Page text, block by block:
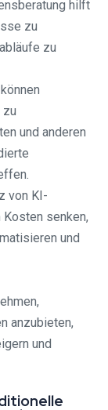
hilft
zu
zu
zu
und anderen
von KI-
Kosten senken,
und
anzubieten,
und